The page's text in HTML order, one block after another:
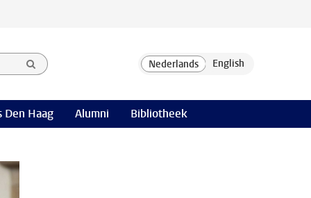
Den Haag Alumni Bibliotheek